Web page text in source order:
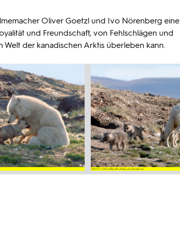
Oliver Goetzl und Ivo Nörenberg eine
und Freundschaft, von Fehlschlägen und
Welt der kanadischen Arktis überleben kann.